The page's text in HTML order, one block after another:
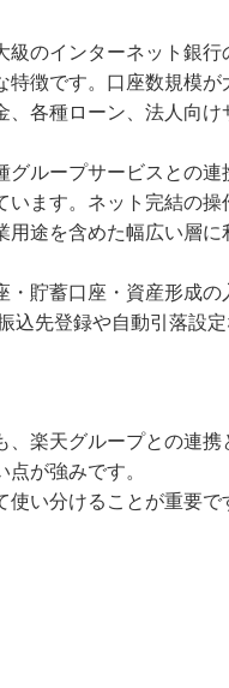
のインターネット銀行
特徴です。口座数規模が
各種ローン、法人向け
ループサービスとの連
ます。ネット完結の操
途を含めた幅広い層に
・貯蓄口座・資産形成の
込先登録や自動引落設
楽天グループとの連携
が強みです。
い分けることが重要で